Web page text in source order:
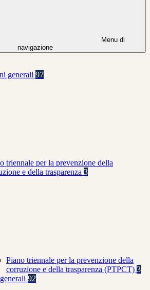
Menu di
navigazione
generali 97
triennale per la prevenzione della
e della trasparenza 3
Piano triennale per la prevenzione della
corruzione e della trasparenza (PTPCT) 3
92